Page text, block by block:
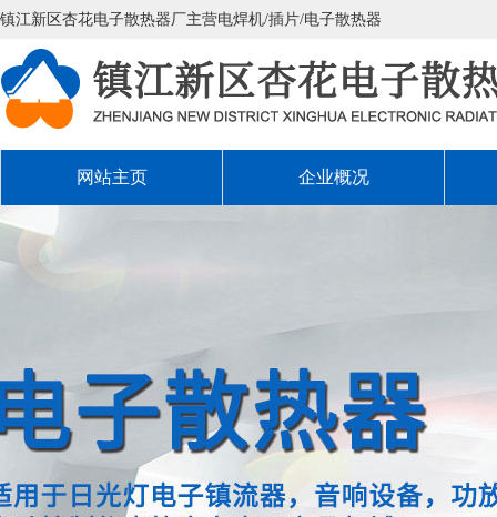
镇江新区杏花电子散热器厂主营电焊机/插片/电子散热器
网站主页 企业概况